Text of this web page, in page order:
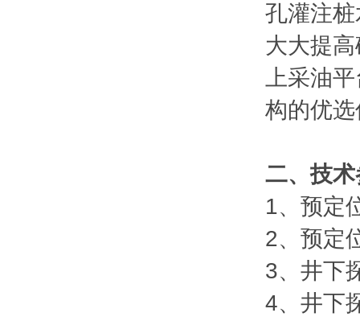
孔灌注
大大提
上采油
构的优
二、技
1、预定
2、预定
3、井下
4、井下